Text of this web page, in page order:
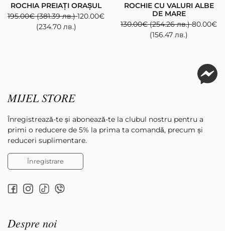
ROCHIA PREIAȚI ORAȘUL
195.00€ (381.39 лв.) 120.00€
(234.70 лв.)
ROCHIE CU VALURI ALBE
DE MARE
130.00€ (254.26 лв.) 80.00€
(156.47 лв.)
MIJEL STORE
Înregistrează-te și abonează-te la clubul nostru pentru a
primi o reducere de 5% la prima ta comandă, precum și
reduceri suplimentare.
Înregistrare
Despre noi